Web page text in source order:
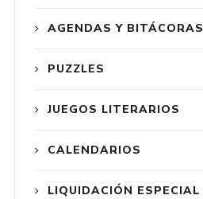
AGENDAS Y BITÁCORAS
PUZZLES
JUEGOS LITERARIOS
CALENDARIOS
LIQUIDACIÓN ESPECIAL